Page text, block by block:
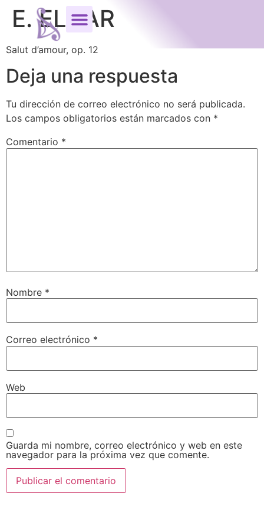
E. ELGAR
Salut d’amour, op. 12
Deja una respuesta
Tu dirección de correo electrónico no será publicada.
Los campos obligatorios están marcados con *
Comentario *
Nombre *
Correo electrónico *
Web
Guarda mi nombre, correo electrónico y web en este
navegador para la próxima vez que comente.